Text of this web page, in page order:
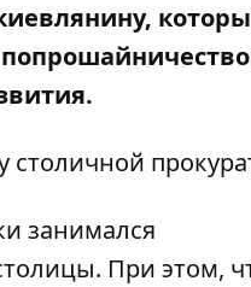
столичной
занимался
При этом,